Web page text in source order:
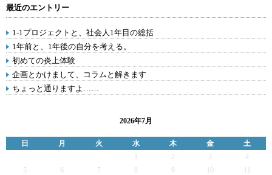
最近のエントリー
1-1プロジェクトと、社会人1年目の総括
1年前と、1年後の自分を考える。
初めての炎上体験
企画とかけまして、コラムと解きます
ちょっと通りますよ……
2026年7月
日 月 火 水 木 金
土
2 3
4
5
6 7 9